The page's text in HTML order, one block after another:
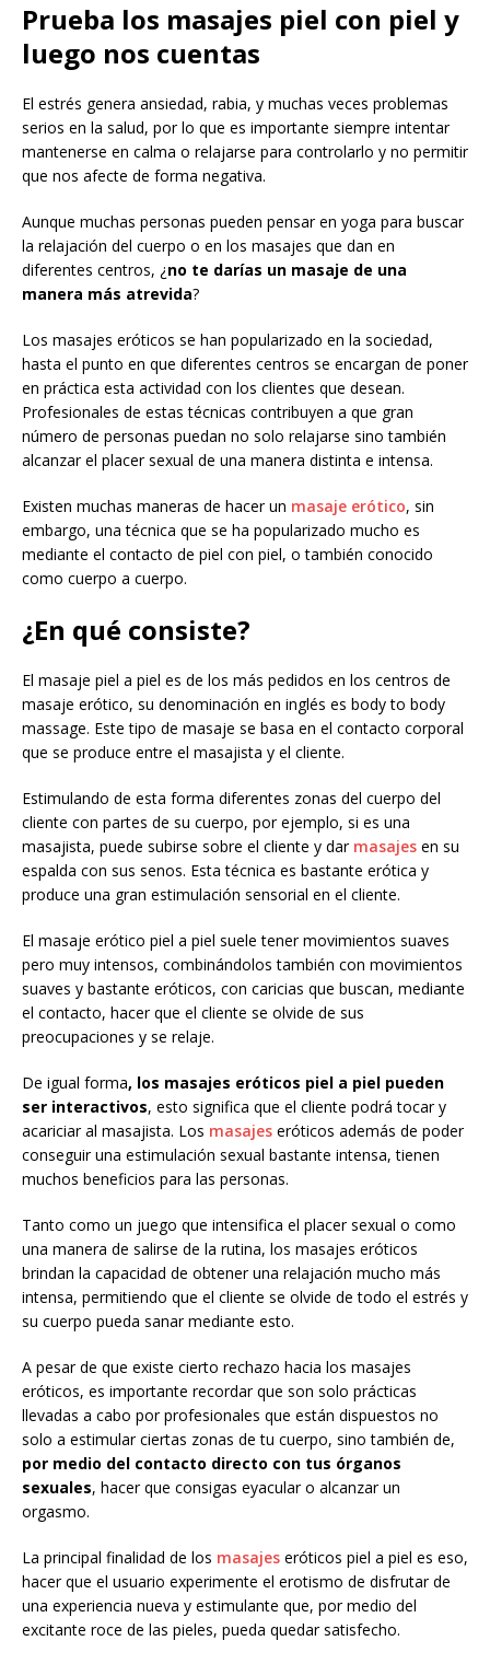
Prueba los masajes piel con piel y
luego nos cuentas
El estrés genera ansiedad, rabia, y muchas veces problemas
serios en la salud, por lo que es importante siempre intentar
mantenerse en calma o relajarse para controlarlo y no permitir
que nos afecte de forma negativa.
Aunque muchas personas pueden pensar en yoga para buscar
la relajación del cuerpo o en los masajes que dan en
diferentes centros, ¿no te darías un masaje de una
manera más atrevida?
Los masajes eróticos se han popularizado en la sociedad,
hasta el punto en que diferentes centros se encargan de poner
en práctica esta actividad con los clientes que desean.
Profesionales de estas técnicas contribuyen a que gran
número de personas puedan no solo relajarse sino también
alcanzar el placer sexual de una manera distinta e intensa.
Existen muchas maneras de hacer un masaje erótico, sin
embargo, una técnica que se ha popularizado mucho es
mediante el contacto de piel con piel, o también conocido
como cuerpo a cuerpo.
¿En qué consiste?
El masaje piel a piel es de los más pedidos en los centros de
masaje erótico, su denominación en inglés es body to body
massage. Este tipo de masaje se basa en el contacto corporal
que se produce entre el masajista y el cliente.
Estimulando de esta forma diferentes zonas del cuerpo del
cliente con partes de su cuerpo, por ejemplo, si es una
masajista, puede subirse sobre el cliente y dar masajes en su
espalda con sus senos. Esta técnica es bastante erótica y
produce una gran estimulación sensorial en el cliente.
El masaje erótico piel a piel suele tener movimientos suaves
pero muy intensos, combinándolos también con movimientos
suaves y bastante eróticos, con caricias que buscan, mediante
el contacto, hacer que el cliente se olvide de sus
preocupaciones y se relaje.
De igual forma, los masajes eróticos piel a piel pueden
ser interactivos, esto significa que el cliente podrá tocar y
acariciar al masajista. Los masajes eróticos además de poder
conseguir una estimulación sexual bastante intensa, tienen
muchos beneficios para las personas.
Tanto como un juego que intensifica el placer sexual o como
una manera de salirse de la rutina, los masajes eróticos
brindan la capacidad de obtener una relajación mucho más
intensa, permitiendo que el cliente se olvide de todo el estrés y
su cuerpo pueda sanar mediante esto.
A pesar de que existe cierto rechazo hacia los masajes
eróticos, es importante recordar que son solo prácticas
llevadas a cabo por profesionales que están dispuestos no
solo a estimular ciertas zonas de tu cuerpo, sino también de,
por medio del contacto directo con tus órganos
sexuales, hacer que consigas eyacular o alcanzar un
orgasmo.
La principal finalidad de los masajes eróticos piel a piel es eso,
hacer que el usuario experimente el erotismo de disfrutar de
una experiencia nueva y estimulante que, por medio del
excitante roce de las pieles, pueda quedar satisfecho.